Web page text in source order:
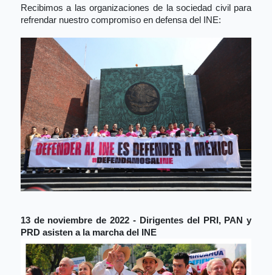
Recibimos a las organizaciones de la sociedad civil para
refrendar nuestro compromiso en defensa del INE:
13 de noviembre de 2022 - Dirigentes del PRI, PAN y
PRD asisten a la marcha del INE